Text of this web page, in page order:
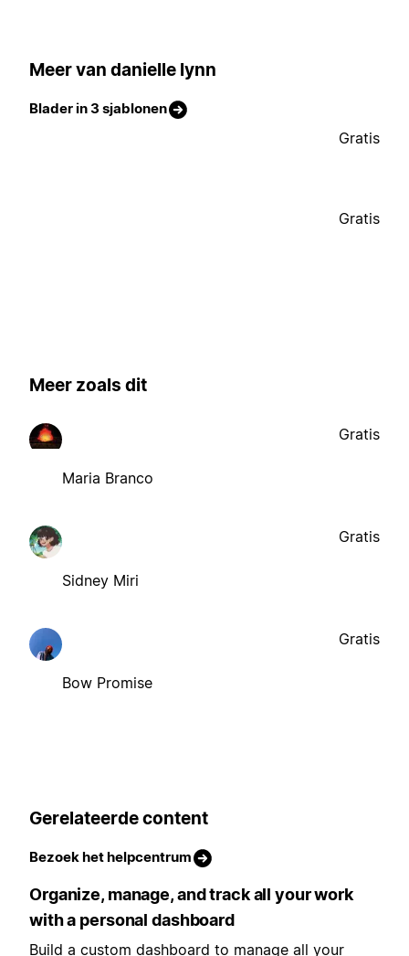
Meer van danielle lynn
Blader in 3 sjablonen
Gratis
Gratis
Meer zoals dit
Maria Branco
Gratis
Sidney Miri
Gratis
Bow Promise
Gratis
Gerelateerde content
Bezoek het helpcentrum
Organize, manage, and track all your work
with a personal dashboard
Build a custom dashboard to manage all your